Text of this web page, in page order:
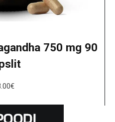
750 mg 90
€